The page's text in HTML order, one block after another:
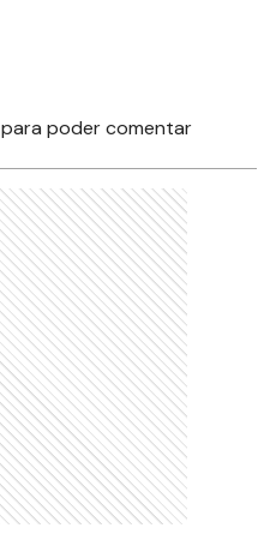
para poder comentar